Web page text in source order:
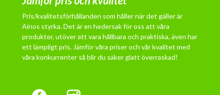
Pris/kvalitetsförhållanden som håller när det gäller är
Ainos styrka. Det är en hedersak för oss att våra
produkter, utöver att vara hållbara och praktiska, även har
ett lämpligt pris. Jämför våra priser och vår kvalitet med
våra konkurrenter så blir du säker glatt överraskad!